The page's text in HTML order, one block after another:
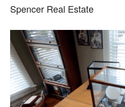
Spencer Real Estate